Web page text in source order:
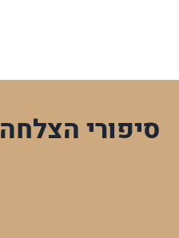
סיפורי הצלחה